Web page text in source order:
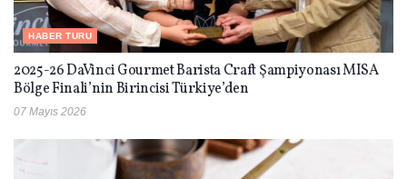
HABER TURU
2025-26 DaVinci Gourmet Barista Craft Şampiyonası MISA
Bölge Finali’nin Birincisi Türkiye’den
07 Mayıs 2026